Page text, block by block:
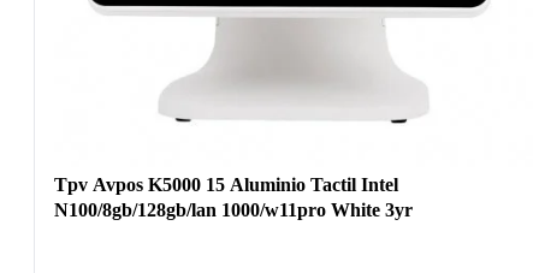
Tpv Avpos K5000 15 Aluminio Tactil Intel
N100/8gb/128gb/lan 1000/w11pro White 3yr